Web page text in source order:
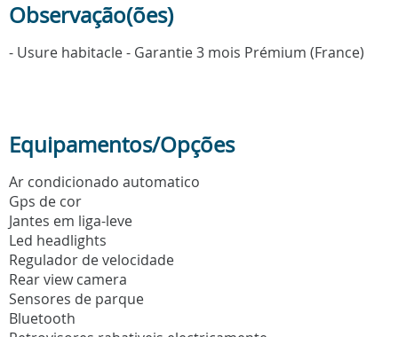
Observação(ões)
- Usure habitacle - Garantie 3 mois Prémium (France)
Equipamentos/Opções
Ar condicionado automatico
Gps de cor
Jantes em liga-leve
Led headlights
Regulador de velocidade
Rear view camera
Sensores de parque
Bluetooth